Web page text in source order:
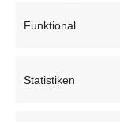
Funktional
Statistiken